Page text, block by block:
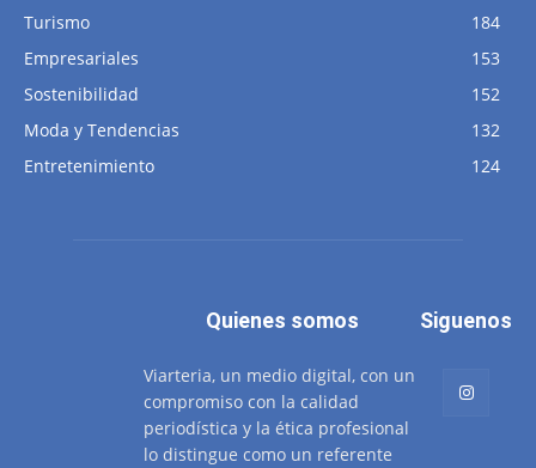
Turismo
184
Empresariales
153
Sostenibilidad
152
Moda y Tendencias
132
Entretenimiento
124
Quienes somos
Viarteria, un medio digital, con un
compromiso con la calidad
periodística y la ética profesional
lo distingue como un referente
Siguenos